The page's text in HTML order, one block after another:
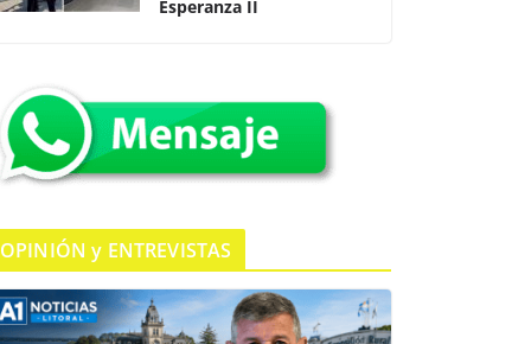
o
k
p
Esperanza II
OPINIÓN y ENTREVISTAS